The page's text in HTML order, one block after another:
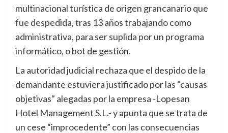
multinacional turística de origen grancanario que
fue despedida, tras 13 años trabajando como
administrativa, para ser suplida por un programa
informático, o bot de gestión.
La autoridad judicial rechaza que el despido de la
demandante estuviera justificado por las “causas
objetivas” alegadas por la empresa -Lopesan
Hotel Management S.L.- y apunta que se trata de
un cese “improcedente” con las consecuencias